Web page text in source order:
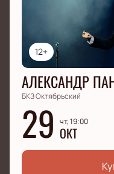
12+
АЛЕКСАНДР
БКЗ Октябрьский
29 чт, 19:00
ОКТ